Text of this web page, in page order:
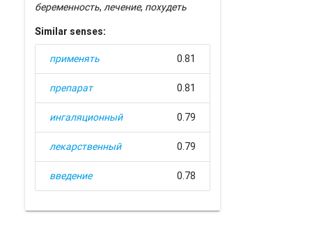
беременность,лечение, похудеть
Similar senses:
применять 0.81
препарат 0.81
ингаляционный 0.79
лекарственный 0.79
введение 0.78